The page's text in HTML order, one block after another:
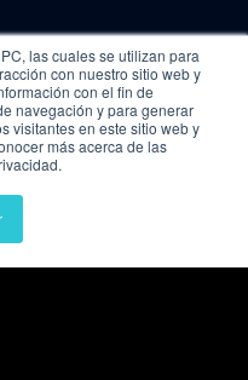
las cuales se utilizan para
con nuestro sitio web y
con el fin de
navegación y para generar
visitantes en este sitio web y
más acerca de las